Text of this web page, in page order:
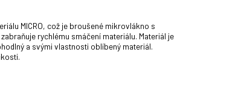
MICRO, což je broušené mikrovlákno s
rychlému smáčení materiálu. Materiál je
a svými vlastnosti oblíbený materiál.